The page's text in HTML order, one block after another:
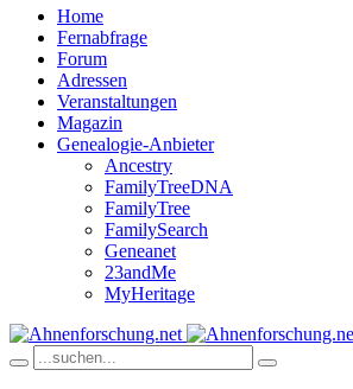
Home
Fernabfrage
Forum
Adressen
Veranstaltungen
Magazin
Genealogie-Anbieter
Ancestry
FamilyTreeDNA
FamilyTree
FamilySearch
Geneanet
23andMe
MyHeritage